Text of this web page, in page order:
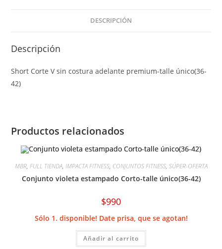
DESCRIPCIÓN
Descripción
Short Corte V sin costura adelante premium-talle único(36-
42)
Productos relacionados
MBR, FULL TIENDA, IMPACTA FITNESS, CONJUNTOS FITNESS, SÚPER-OFERTA
Conjunto violeta estampado Corto-talle único(36-42)
$990
Sólo 1. disponible! Date prisa, que se agotan!
Añadir al carrito